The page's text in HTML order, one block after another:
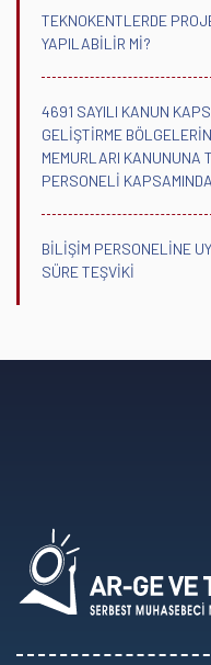
TEKNOKENTLERDE
YAPILABİLİR Mİ?
4691 SAYILI KANUN
GELİŞTİRME
MEMURLARI KANUNUNA
PERSONELİ
BİLİŞİM PERSONELİNE
SÜRE TEŞVİKİ